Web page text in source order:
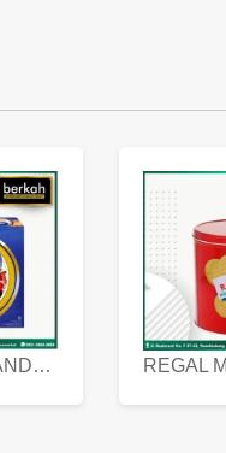
GERY HOLLANDA BUTTER COOKIES 450 GRAM